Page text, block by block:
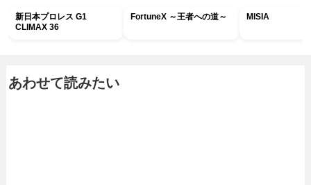
新日本プロレス G1
CLIMAX 36
FortuneX ～王者への道～ MISIA
あわせて読みたい